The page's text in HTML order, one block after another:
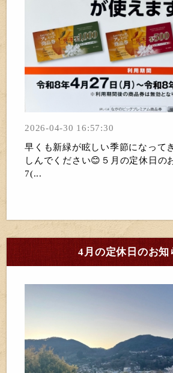
2026-04-30 16:57:30
早くも新緑が眩しい季節になって
しんでください😊５月の定休日の
7(...
4月の定休日のお知